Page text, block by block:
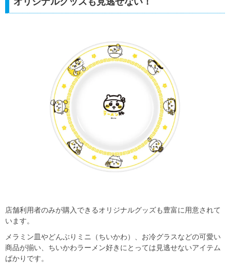
店舗利用者のみが購入できるオリジナルグッズも豊富に用意されて
います。
メラミン皿やどんぶりミニ（ちいかわ）、お冷グラスなどの可愛い
商品が揃い、ちいかわラーメン好きにとっては見逃せないアイテム
ばかりです。